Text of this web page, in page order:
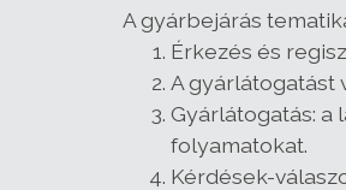
A gyárbejárás
Érkezés és
A gyárlátogatást
Gyárlátogatás: a
folyamatokat.
Kérdések-